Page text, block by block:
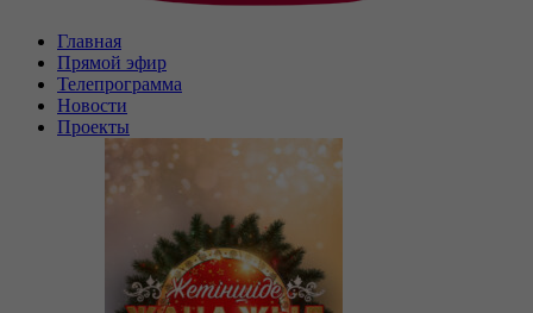
Главная
Прямой эфир
Телепрограмма
Новости
Проекты